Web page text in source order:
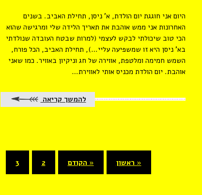
היום אני חוגגת יום הולדת, א’ ניסן, תחילת האביב. בשנים
האחרונות אני ממש אוהבת את תאריך הלידה שלי ומרגישה שהוא
הכי טוב שיכולתי לבקש לעצמי (למרות שבטח העובדה שנולדתי
בא’ ניסן היא זו שמשפיעה עליי…), תחילת האביב, הכל פורח,
השמש חמימה ומלטפת, אווירה של חג וניקיון באוויר. כמו שאני
אוהבת. יום הולדת מכניס אותי לאווירת…
להמשך קריאה
« ראשון « הקודם 2
3